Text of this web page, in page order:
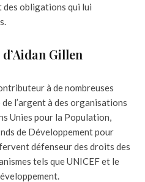
des obligations qui lui
Gillen
à de nombreuses
l’argent à des organisations
Unies pour la Population,
de Développement pour
défenseur des droits des
tels que UNICEF et le